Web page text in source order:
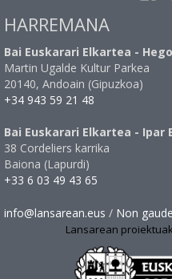
HARREMANA
Bai Euskarari Elkartea -
Martin Ugalde Kultur Parkea
20140, Andoain (Gipuzkoa)
+34 943 59 21 48
Bai Euskarari Elkartea - Ipar
38 Cordeliers karrika
Baiona (Lapurdi)
+33 6 03 49 43 65
info@lansarean.eus / Non
Lansarean